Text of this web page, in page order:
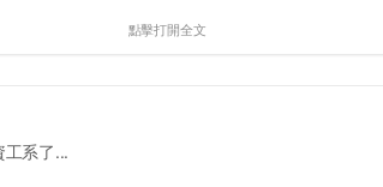
點擊打開全文
工系了...